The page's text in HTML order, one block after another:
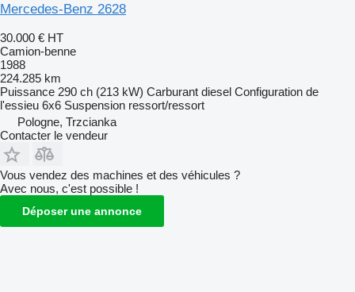
Mercedes-Benz 2628
30.000 € HT
Camion-benne
1988
224.285 km
Puissance 290 ch (213 kW) Carburant diesel Configuration de
l'essieu 6x6 Suspension ressort/ressort
Pologne, Trzcianka
Contacter le vendeur
Vous vendez des machines et des véhicules ?
Avec nous, c'est possible !
Déposer une annonce